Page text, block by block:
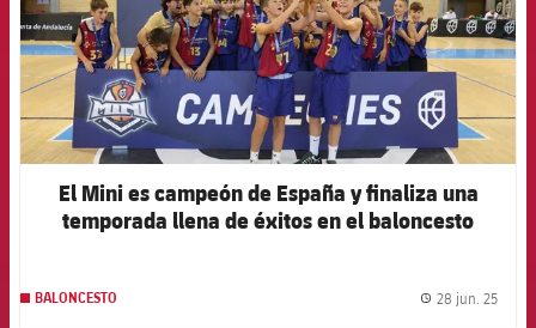
El Mini es campeón de España y finaliza una
temporada llena de éxitos en el baloncesto
BALONCESTO 28 jun. 25